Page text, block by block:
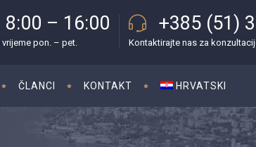
8:00 – 16:00
pon. – pet.
+385 (51)
Kontaktirajte nas za
ČLANCI KONTAKT HRVATSKI